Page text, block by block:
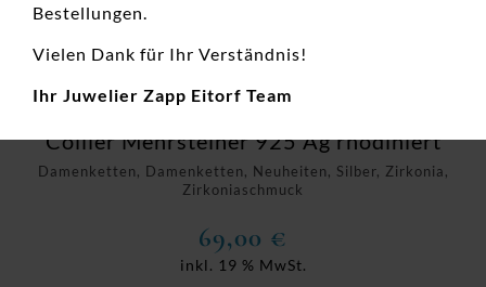
Damenketten, Damenketten, Neuheiten, Silber, Zirkonia,
Zirkoniaschmuck
Collier Mehrsteiner 925 Ag rhodiniert
69,00 €
inkl. 19 % MwSt.
Bestellungen.
Vielen Dank für Ihr Verständnis!
Ihr Juwelier Zapp Eitorf Team